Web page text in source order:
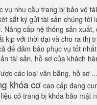
vụ nhu cầu trang bị bảo vệ
sắt ký gửi tài sản chúng tôi
Nâng cấp hệ thống sản xuất,
kịp với thời đại và cho ra thị
để đảm bảo phục vụ tốt
tài sản, hồ sơ của khách
các loại văn bằng, hồ sơ
khóa cơ cao cấp đang
có trang bị khóa bảo mật